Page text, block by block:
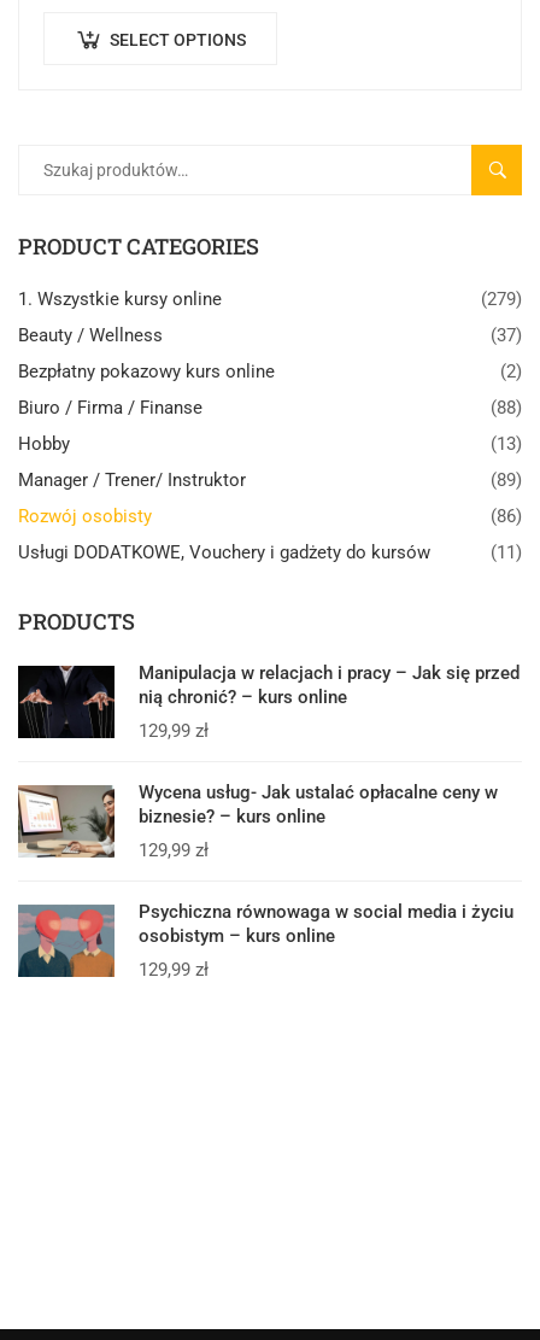
wiedzy teoretycznej,…
SELECT OPTIONS
PRODUCT CATEGORIES
1. Wszystkie kursy online
(279)
Beauty / Wellness
(37)
Bezpłatny pokazowy kurs online
(2)
Biuro / Firma / Finanse
(88)
Hobby
(13)
Manager / Trener/ Instruktor
(89)
Rozwój osobisty
(86)
Usługi DODATKOWE, Vouchery i gadżety do kursów
(11)
PRODUCTS
Manipulacja w relacjach i pracy – Jak się przed
nią chronić? – kurs online
129,99 zł
Wycena usług- Jak ustalać opłacalne ceny w
biznesie? – kurs online
129,99 zł
Psychiczna równowaga w social media i życiu
osobistym – kurs online
129,99 zł